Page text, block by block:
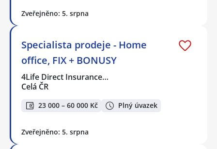
Zveřejněno: 5. srpna
Specialista prodeje - Home
office, FIX + BONUSY
4Life Direct Insurance…
Celá ČR
23 000 – 60 000 Kč Plný úvazek
Zveřejněno: 5. srpna